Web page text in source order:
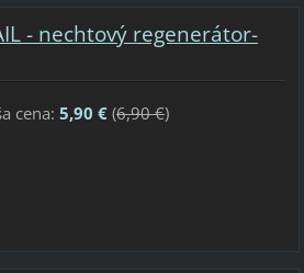
- nechtový regenerátor-
cena: 5,90 €(6,90 €)